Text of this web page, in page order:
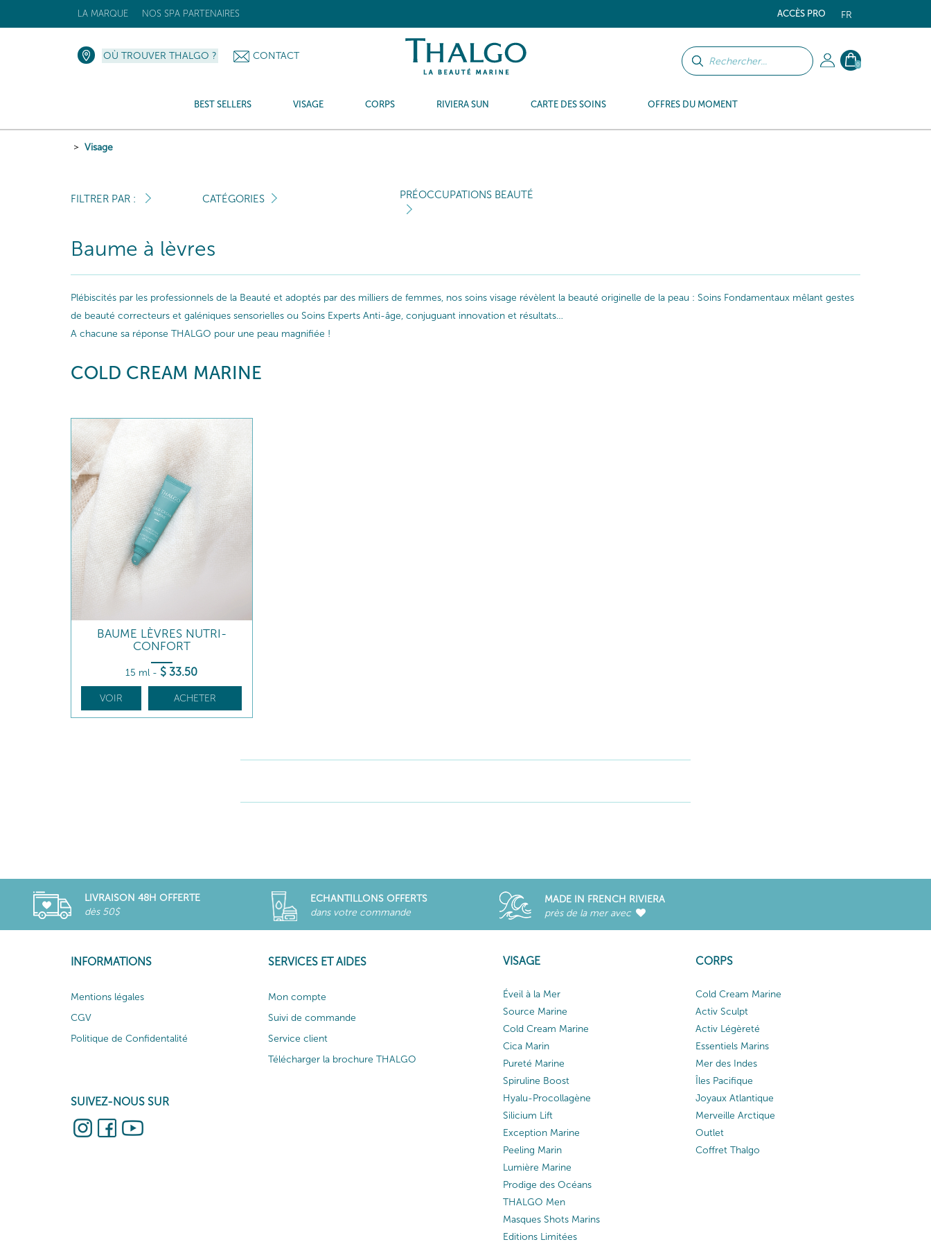
FR
ACCÈS PRO
LA MARQUE NOS SPA PARTENAIRES
0
OÙ TROUVER THALGO ? CONTACT
BEST SELLERS VISAGE CORPS RIVIERA SUN CARTE DES SOINS OFFRES DU MOMENT
Visage
FILTRER PAR : CATÉGORIES PRÉOCCUPATIONS BEAUTÉ
Baume à lèvres
Plébiscités par les professionnels de la Beauté et adoptés par des milliers de femmes, nos soins visage révèlent la beauté originelle de la peau : Soins Fondamentaux mêlant gestes
de beauté correcteurs et galéniques sensorielles ou Soins Experts Anti-âge, conjuguant innovation et résultats…
A chacune sa réponse THALGO pour une peau magnifiée !
COLD CREAM MARINE
BAUME LÈVRES NUTRI-
CONFORT
15 ml - $ 33.50
VOIR ACHETER
LIVRAISON 48H OFFERTE
dès 50$
ECHANTILLONS OFFERTS
dans votre commande
MADE IN FRENCH RIVIERA
près de la mer avec
INFORMATIONS
Mentions légales
CGV
Politique de Confidentalité
SUIVEZ-NOUS SUR
SERVICES ET AIDES
Mon compte
Suivi de commande
Service client
Télécharger la brochure THALGO
VISAGE
Éveil à la Mer
Source Marine
Cold Cream Marine
Cica Marin
Pureté Marine
Spiruline Boost
Hyalu-Procollagène
Silicium Lift
Exception Marine
Peeling Marin
Lumière Marine
Prodige des Océans
THALGO Men
Masques Shots Marins
Editions Limitées
CORPS
Cold Cream Marine
Activ Sculpt
Activ Légèreté
Essentiels Marins
Mer des Indes
Îles Pacifique
Joyaux Atlantique
Merveille Arctique
Outlet
Coffret Thalgo